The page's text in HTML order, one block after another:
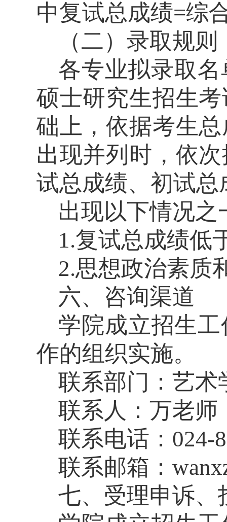
中复试总成绩=综
（二）录取规则
各专业拟录取
硕士研究生招生
础上，依据考生
出现并列时，依
试总成绩、初试总
出现以下情况之
1.复试总成绩低
2.思想政治素质
六、咨询渠道
学院成立招生
作的组织实施。
联系部门： 艺术
联系人： 万老师
联系电话： 024-
联系邮箱：
七、受理申诉、